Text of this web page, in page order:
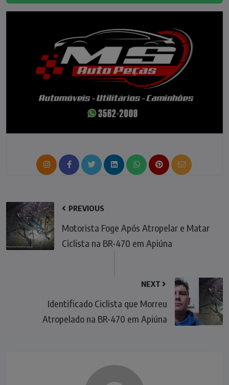
PREVIOUS
Motorista Foge Após Atropelar e Matar
Ciclista na BR-470 em Apiúna
NEXT
Identificado Ciclista que Morreu
Atropelado na BR-470 em Apiúna